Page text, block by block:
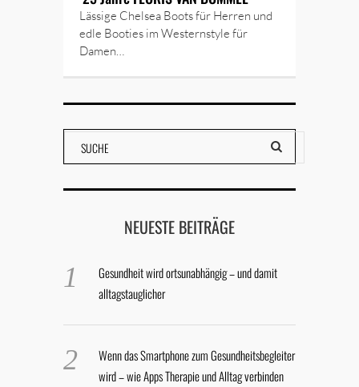
Lässige Chelsea Boots für Herren und
edle Booties im Westernstyle für
Damen…
NEUESTE BEITRÄGE
Gesundheit wird ortsunabhängig – und damit
alltagstauglicher
Wenn das Smartphone zum Gesundheitsbegleiter
wird – wie Apps Therapie und Alltag verbinden